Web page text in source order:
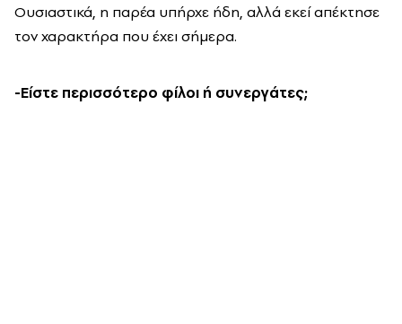
Ουσιαστικά, η παρέα υπήρχε ήδη, αλλά εκεί απέκτησε
τον χαρακτήρα που έχει σήμερα.
-Είστε περισσότερο φίλοι ή συνεργάτες;